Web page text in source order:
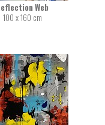
Web
100 x 160 cm